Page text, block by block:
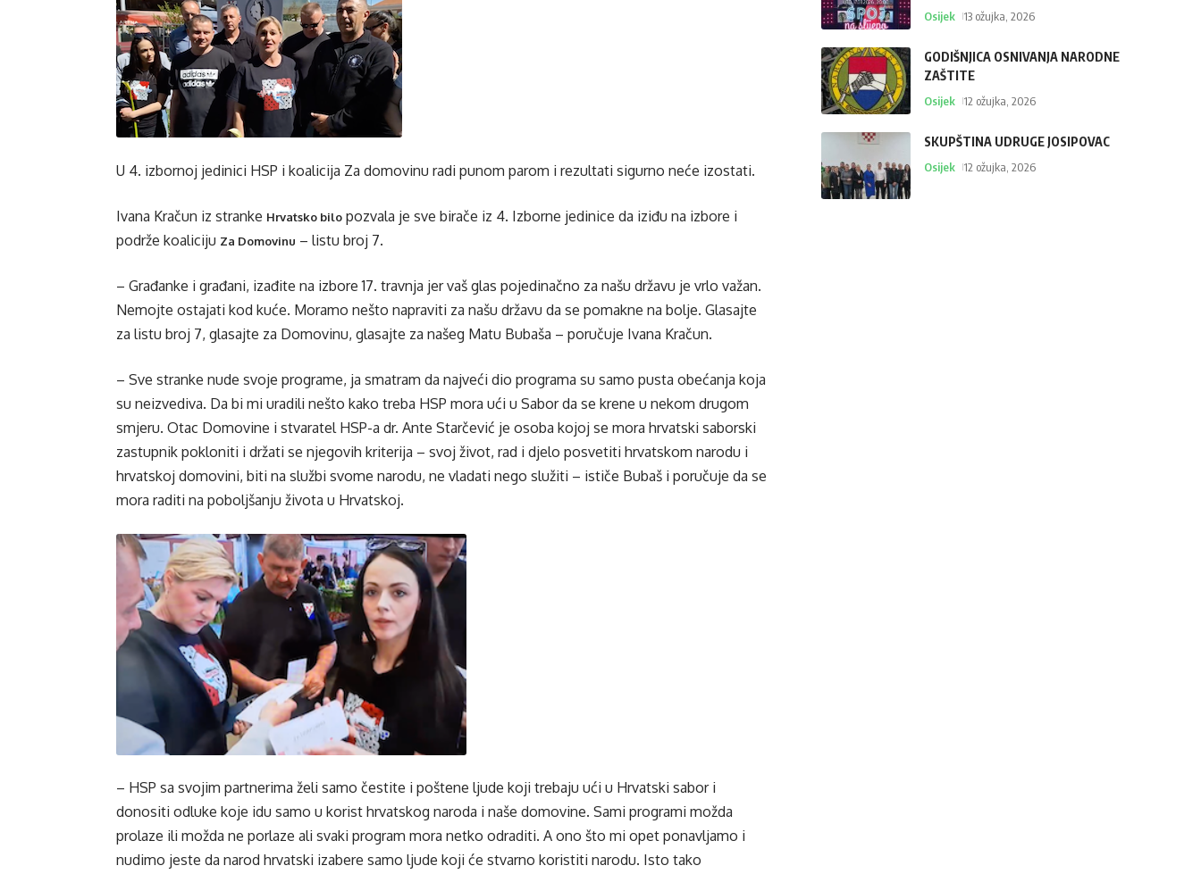
U 4. izbornoj jedinici HSP i koalicija Za domovinu radi punom parom i rezultati sigurno neće izostati.
Ivana Kračun iz stranke Hrvatsko bilo pozvala je sve birače iz 4. Izborne jedinice da iziđu na izbore i
podrže koaliciju Za Domovinu – listu broj 7.
– Građanke i građani, izađite na izbore 17. travnja jer vaš glas pojedinačno za našu državu je vrlo važan.
Nemojte ostajati kod kuće. Moramo nešto napraviti za našu državu da se pomakne na bolje. Glasajte
za listu broj 7, glasajte za Domovinu, glasajte za našeg Matu Bubaša – poručuje Ivana Kračun.
– Sve stranke nude svoje programe, ja smatram da najveći dio programa su samo pusta obećanja koja
su neizvediva. Da bi mi uradili nešto kako treba HSP mora ući u Sabor da se krene u nekom drugom
smjeru. Otac Domovine i stvaratel HSP-a dr. Ante Starčević je osoba kojoj se mora hrvatski saborski
zastupnik pokloniti i držati se njegovih kriterija – svoj život, rad i djelo posvetiti hrvatskom narodu i
hrvatskoj domovini, biti na službi svome narodu, ne vladati nego služiti – ističe Bubaš i poručuje da se
mora raditi na poboljšanju života u Hrvatskoj.
– HSP sa svojim partnerima želi samo čestite i poštene ljude koji trebaju ući u Hrvatski sabor i
donositi odluke koje idu samo u korist hrvatskog naroda i naše domovine. Sami programi možda
prolaze ili možda ne porlaze ali svaki program mora netko odraditi. A ono što mi opet ponavljamo i
nudimo jeste da narod hrvatski izabere samo ljude koji će stvarno koristiti narodu. Isto tako
Osijek 13 ožujka, 2026
GODIŠNJICA OSNIVANJA NARODNE
ZAŠTITE
Osijek 12 ožujka, 2026
SKUPŠTINA UDRUGE JOSIPOVAC
Osijek 12 ožujka, 2026